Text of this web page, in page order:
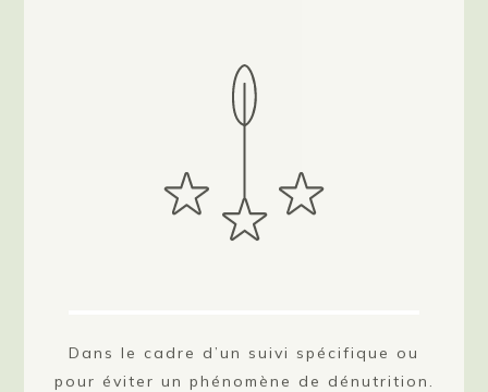
Dans le cadre d’un suivi spécifique ou
pour éviter un phénomène de dénutrition.